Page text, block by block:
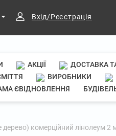
Вхід/Реєстрація
АКЦІЇ ДОСТАВКА
ВИРОБНИКИ
ЄВІДНОВЛЕННЯ
комерційний лінолеум 2